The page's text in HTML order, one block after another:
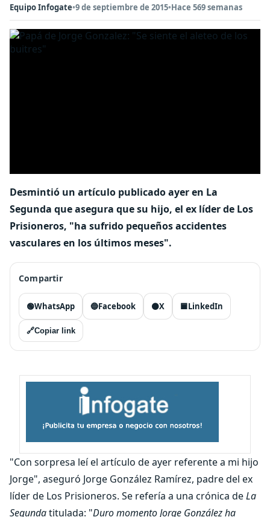
Equipo Infogate•9 de septiembre de 2015•Hace 569 semanas
Desmintió un artículo publicado ayer en La
Segunda que asegura que su hijo, el ex líder de Los
Prisioneros, "ha sufrido pequeños accidentes
vasculares en los últimos meses".
Compartir
🟢WhatsApp 🔵Facebook ⚫X 🟦LinkedIn
🔗Copiar link
"Con sorpresa leí el artículo de ayer referente a mi hijo
Jorge", aseguró Jorge González Ramírez, padre del ex
líder de Los Prisioneros. Se refería a una crónica deLa
Segundatitulada: "Duro momento Jorge González ha